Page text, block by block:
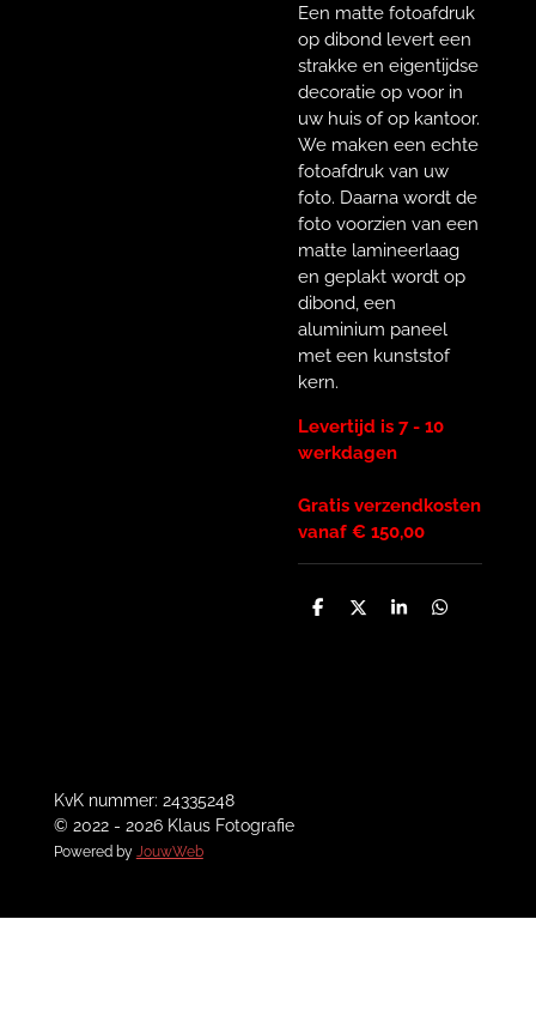
Een matte fotoafdruk
op dibond levert een
strakke en eigentijdse
decoratie op voor in
uw huis of op kantoor.
We maken een echte
fotoafdruk van uw
foto. Daarna wordt de
foto voorzien van een
matte lamineerlaag
en geplakt wordt op
dibond, een
aluminium paneel
met een kunststof
kern.
Levertijd is 7 - 10
werkdagen
Gratis verzendkosten
vanaf € 150,00
D
D
S
D
KvK nummer: 24335248
© 2022 - 2026 Klaus Fotografie
Powered by JouwWeb